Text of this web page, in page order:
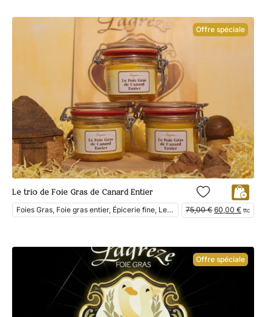
Offre spéciale
Le trio de Foie Gras de Canard Entier
Foies Gras, Foie gras entier, Épicerie fine, Les Coffrets, En Vedette, Foie Gras de Canard 75,00€ 60,00 € ttc
Offre spéciale